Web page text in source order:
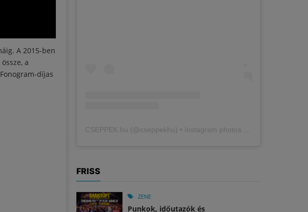
A 2015-ben
a
díjas
CSEPPEK.hu (@cseppekhu ) • Instagram photos and videos
FRISS
ZENE
Punkok, időutazók és